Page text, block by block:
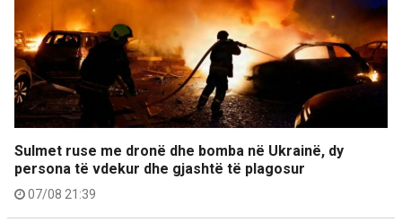
Sulmet ruse me dronë dhe bomba në Ukrainë, dy
persona të vdekur dhe gjashtë të plagosur
07/08 21:39